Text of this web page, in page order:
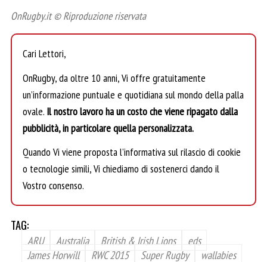
OnRugby.it © Riproduzione riservata
Cari Lettori,
OnRugby, da oltre 10 anni, Vi offre gratuitamente
un’informazione puntuale e quotidiana sul mondo della palla
ovale. Il nostro lavoro ha un costo che viene ripagato dalla
pubblicità, in particolare quella personalizzata.
Quando Vi viene proposta l’informativa sul rilascio di cookie
o tecnologie simili, Vi chiediamo di sostenerci dando il
Vostro consenso.
TAG:
ARU Australia British & Irish Lions
eds
James Horwill
RWC 2015 Super Rugby wallabies